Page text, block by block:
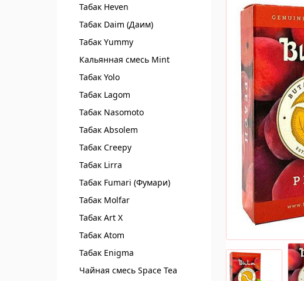
Табак Heven
Табак Daim (Даим)
Табак Yummy
Кальянная смесь Mint
Табак Yolo
Табак Lagom
Табак Nasomoto
Табак Absolem
Табак Creepy
Табак Lirra
Табак Fumari (Фумари)
Табак Molfar
Табак Art X
Табак Atom
Табак Enigma
Чайная смесь Spaсe Tea